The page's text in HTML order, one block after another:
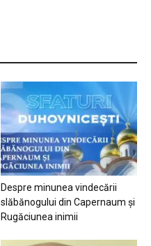
Despre minunea vindecării
slăbănogului din Capernaum și
Rugăciunea inimii